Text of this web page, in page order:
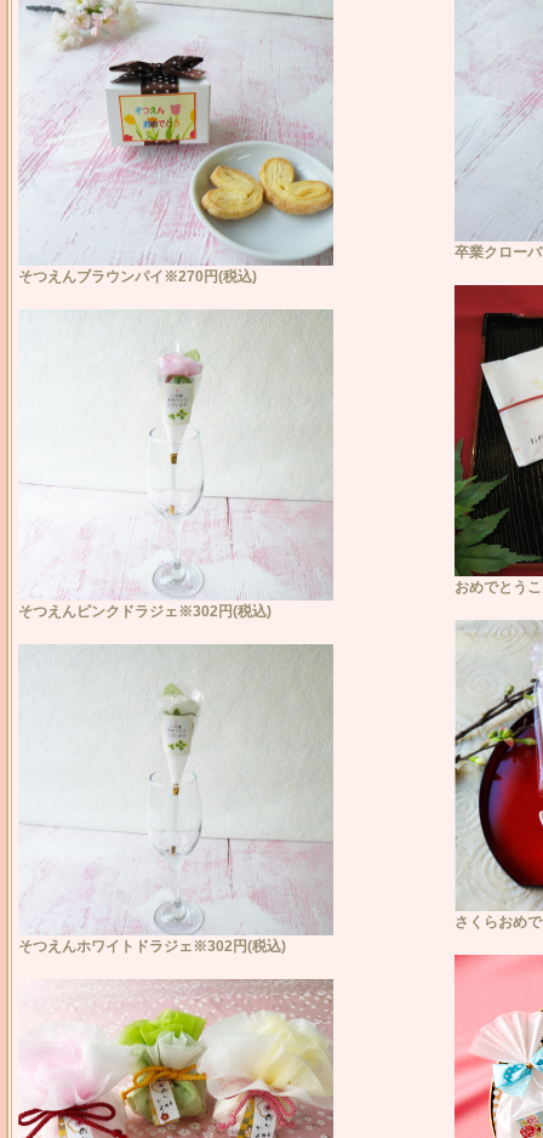
そつえんブラウンパイ※270円(税込)
そつえんピンクドラジェ※302円(税込)
そつえんホワイトドラジェ※302円(税込)
卒業クロー
おめでとう
さくらおめ